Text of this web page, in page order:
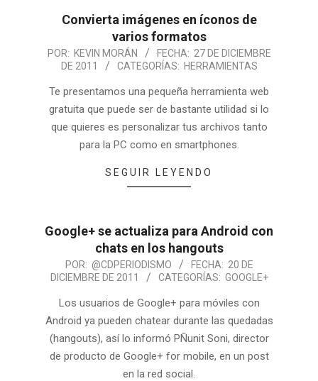
Convierta imágenes en íconos de
varios formatos
POR: KEVIN MORÁN FECHA: 27 DE DICIEMBRE
DE 2011
CATEGORÍAS: HERRAMIENTAS
Te presentamos una pequeña herramienta web
gratuita que puede ser de bastante utilidad si lo
que quieres es personalizar tus archivos tanto
para la PC como en smartphones.
SEGUIR LEYENDO
Google+ se actualiza para Android con
chats en los hangouts
POR: @CDPERIODISMO FECHA: 20 DE
DICIEMBRE DE 2011
CATEGORÍAS: GOOGLE+
Los usuarios de Google+ para móviles con
Android ya pueden chatear durante las quedadas
(hangouts), así lo informó PÑunit Soni, director
de producto de Google+ for mobile, en un post
en la red social.